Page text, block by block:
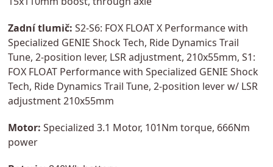
Zadní tlumič: S2-S6: FOX FLOAT X Performance with
Specialized GENIE Shock Tech, Ride Dynamics Trail
Tune, 2-position lever, LSR adjustment, 210x55mm, S1:
FOX FLOAT Performance with Specialized GENIE Shock
Tech, Ride Dynamics Trail Tune, 2-position lever w/ LSR
adjustment 210x55mm
Motor: Specialized 3.1 Motor, 101Nm torque, 666Nm
power